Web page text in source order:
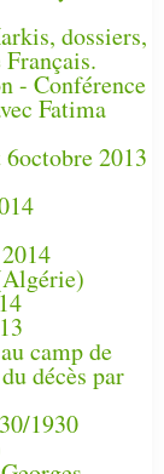
dossiers,
- Conférence
Fatima
2013
camp de
décès par
1930